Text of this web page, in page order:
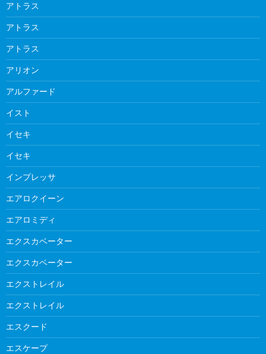
アトラス
アトラス
アトラス
アリオン
アルファード
イスト
イセキ
イセキ
インプレッサ
エアロクイーン
エアロミディ
エクスカベーター
エクスカベーター
エクストレイル
エクストレイル
エスクード
エスケープ